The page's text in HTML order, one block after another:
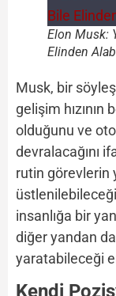
Elon Musk:
Elinden
Musk, bir
gelişim
olduğunu ve
devralacağını
rutin görevlerin
insanlığa bir
diğer yandan
yaratabileceği
Kendi